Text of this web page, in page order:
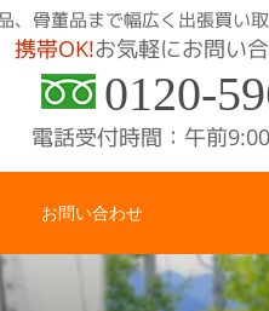
骨董品まで幅広く出張買い取
携帯OK!お気軽にお問い
0120-
電話受付時間：午前
お問い合わせ